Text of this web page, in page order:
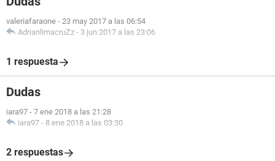
valeriafaraone - 23 may 2017 a las 06:54
AdrianlimacruZz - 3 jun 2017 a las 23:06
1 respuesta
Dudas
iara97 - 7 ene 2018 a las 21:28
iara97 - 8 ene 2018 a las 03:30
2 respuestas